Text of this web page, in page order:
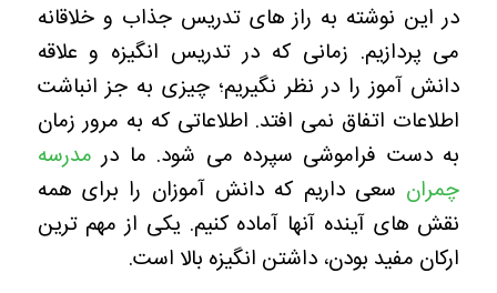
در این نوشته به راز های تدریس جذاب و خلاقانه
می پردازیم. زمانی که در تدریس انگیزه و علاقه
دانش آموز را در نظر نگیریم؛ چیزی به جز انباشت
اطلاعات اتفاق نمی افتد. اطلاعاتی که به مرور زمان
به دست فراموشی سپرده می شود. ما در مدرسه
چمران سعی داریم که دانش آموزان را برای همه
نقش های آینده آنها آماده کنیم. یکی از مهم ترین
ارکان مفید بودن، داشتن انگیزه بالا است.